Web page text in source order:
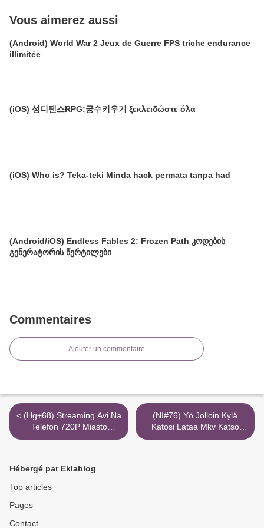
Vous aimerez aussi
(Android) World War 2 Jeux de Guerre FPS triche endurance
illimitée
(iOS) 성디펜스RPG:궁수키우기 ξεκλειδώστε όλα
(iOS) Who is? Teka-teki Minda hack permata tanpa had
(Android/iOS) Endless Fables 2: Frozen Path კოდების
გენერატორის წერტილები
Commentaires
Ajouter un commentaire
< (Hg+68) Streaming Avi Na
Telefon 720P Miasto
Bezprawia
(NI#76) Yö Jolloin Kylä
Katosi Lataa Mkv Katso
720P Elisa Viihde >
Hébergé par Eklablog
Top articles
Pages
Contact